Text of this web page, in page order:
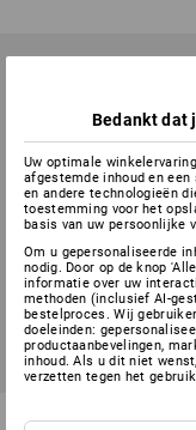
Bedankt dat
Uw optimale
afgestemde inhoud en een
en andere technologieën
toestemming voor het
basis van uw persoonlijke
Om u gepersonaliseerde
nodig. Door op de knop
informatie over uw
methoden (inclusief AI-
bestelproces. Wij
doeleinden:
productaanbevelingen,
inhoud. Als u dit niet
verzetten tegen het